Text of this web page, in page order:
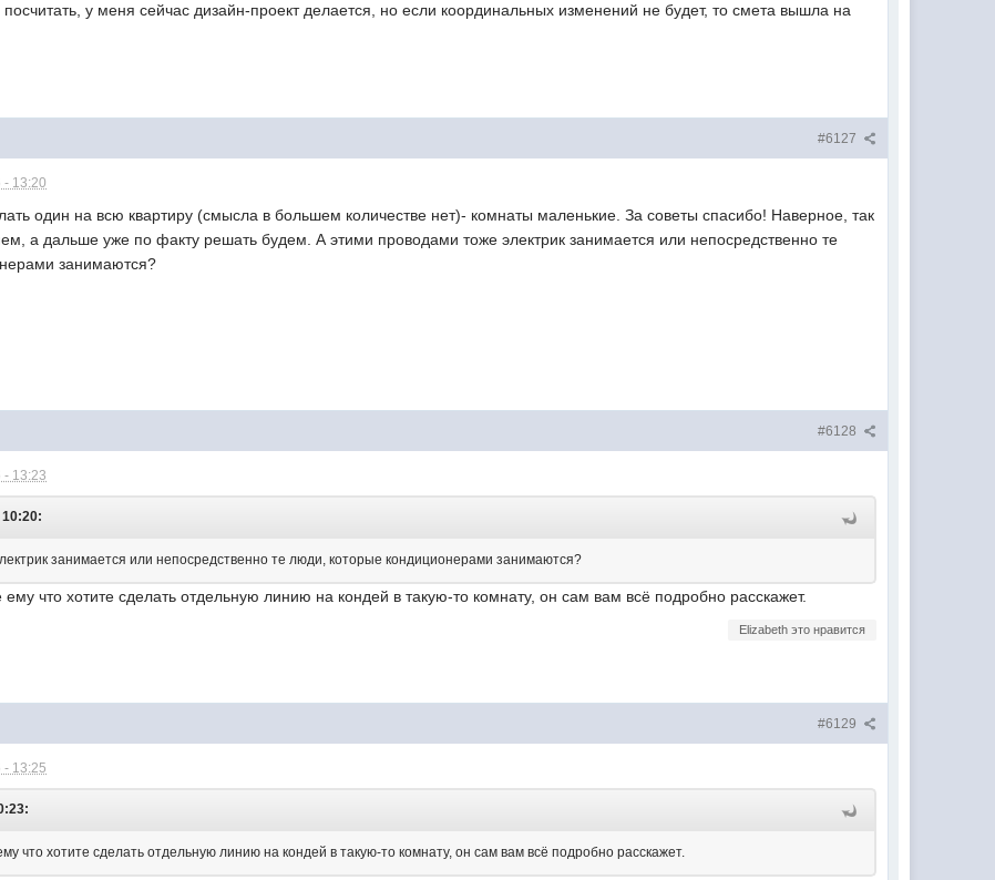
у меня сейчас дизайн-проект делается, но если координальных изменений не будет, то смета вышла на
#6127
- 13:20
один на всю квартиру (смысла в большем количестве нет)- комнаты маленькие. За советы спасибо! Наверное, так
а дальше уже по факту решать будем. А этими проводами тоже электрик занимается или непосредственно те
занимаются?
#6128
- 13:23
10:20:
занимается или непосредственно те люди, которые кондиционерами занимаются?
ему что хотите сделать отдельную линию на кондей в такую-то комнату, он сам вам всё подробно расскажет.
Elizabeth это нравится
#6129
- 13:25
что хотите сделать отдельную линию на кондей в такую-то комнату, он сам вам всё подробно расскажет.